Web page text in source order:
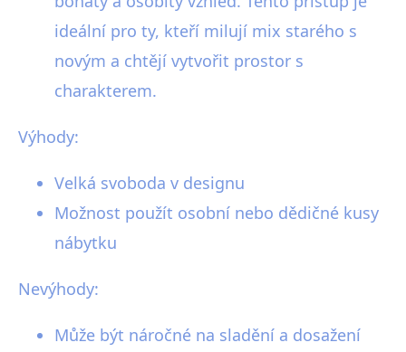
ideální pro ty, kteří milují mix starého s
novým a chtějí vytvořit prostor s
charakterem.
Výhody:
Velká svoboda v designu
Možnost použít osobní nebo dědičné kusy
nábytku
Nevýhody:
Může být náročné na sladění a dosažení